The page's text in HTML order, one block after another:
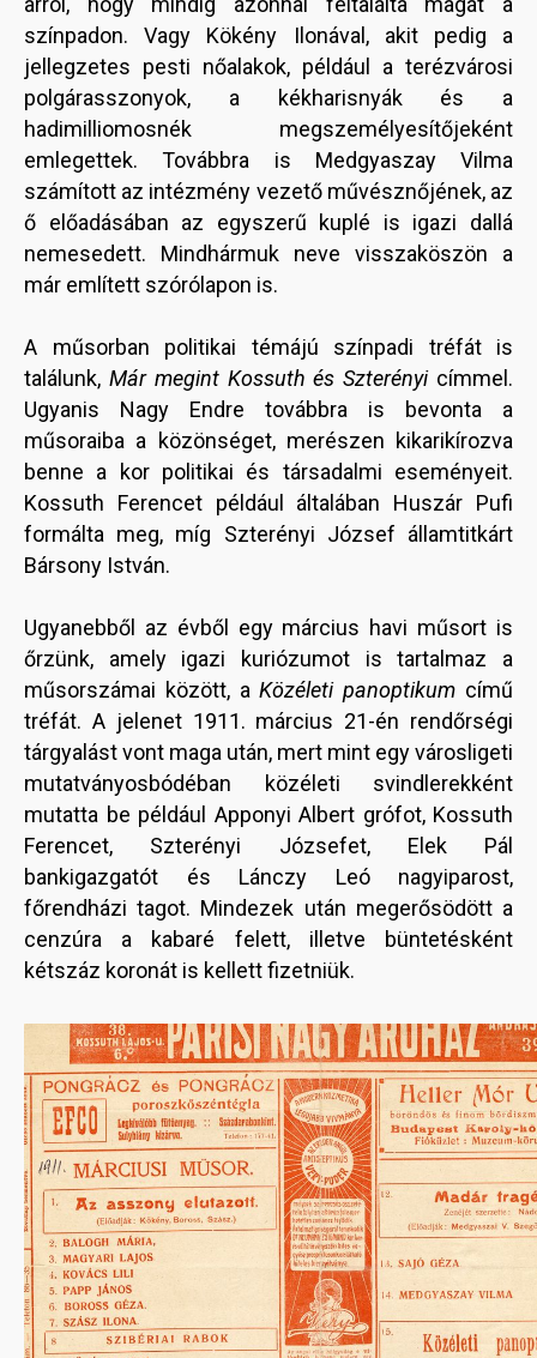
színpadon. Vagy Kökény Ilonával, akit pedig a
jellegzetes pesti nőalakok, például a terézvárosi
polgárasszonyok, a kékharisnyák és a
hadimilliomosnék megszemélyesítőjeként
emlegettek. Továbbra is Medgyaszay Vilma
számított az intézmény vezető művésznőjének, az
ő előadásában az egyszerű kuplé is igazi dallá
nemesedett. Mindhármuk neve visszaköszön a
már említett szórólapon is.
A műsorban politikai témájú színpadi tréfát is
találunk, Már megint Kossuth és Szterényi címmel.
Ugyanis Nagy Endre továbbra is bevonta a
műsoraiba a közönséget, merészen kikarikírozva
benne a kor politikai és társadalmi eseményeit.
Kossuth Ferencet például általában Huszár Pufi
formálta meg, míg Szterényi József államtitkárt
Bársony István.
Ugyanebből az évből egy március havi műsort is
őrzünk, amely igazi kuriózumot is tartalmaz a
műsorszámai között, aKözéleti panoptikum című
tréfát. A jelenet 1911. március 21-én rendőrségi
tárgyalást vont maga után, mert mint egy városligeti
mutatványosbódéban közéleti svindlerekként
mutatta be például Apponyi Albert grófot, Kossuth
Ferencet, Szterényi Józsefet, Elek Pál
bankigazgatót és Lánczy Leó nagyiparost,
főrendházi tagot. Mindezek után megerősödött a
cenzúra a kabaré felett, illetve büntetésként
kétszáz koronát is kellett fizetniük.